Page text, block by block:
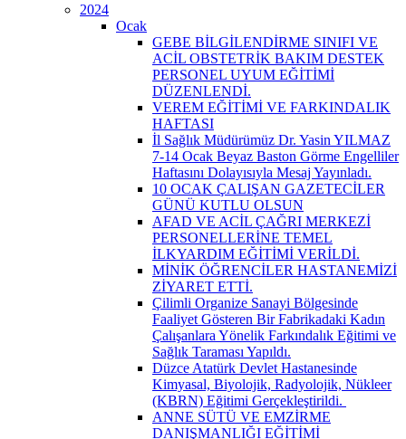
2024
Ocak
GEBE BİLGİLENDİRME SINIFI VE
ACİL OBSTETRİK BAKIM DESTEK
PERSONEL UYUM EĞİTİMİ
DÜZENLENDİ.
VEREM EĞİTİMİ VE FARKINDALIK
HAFTASI
İl Sağlık Müdürümüz Dr. Yasin YILMAZ
7-14 Ocak Beyaz Baston Görme Engelliler
Haftasını Dolayısıyla Mesaj Yayınladı.
10 OCAK ÇALIŞAN GAZETECİLER
GÜNÜ KUTLU OLSUN
AFAD VE ACİL ÇAĞRI MERKEZİ
PERSONELLERİNE TEMEL
İLKYARDIM EĞİTİMİ VERİLDİ.
MİNİK ÖĞRENCİLER HASTANEMİZİ
ZİYARET ETTİ.
Çilimli Organize Sanayi Bölgesinde
Faaliyet Gösteren Bir Fabrikadaki Kadın
Çalışanlara Yönelik Farkındalık Eğitimi ve
Sağlık Taraması Yapıldı.
Düzce Atatürk Devlet Hastanesinde
Kimyasal, Biyolojik, Radyolojik, Nükleer
(KBRN) Eğitimi Gerçekleştirildi. ​
ANNE SÜTÜ VE EMZİRME
DANIŞMANLIĞI EĞİTİMİ